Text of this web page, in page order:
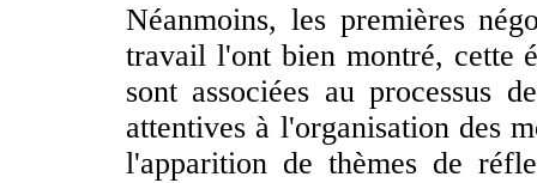
Néanmoins, les premières
travail l'ont bien montré, cette
sont associées au processus
attentives à l'organisation des
l'apparition de thèmes de